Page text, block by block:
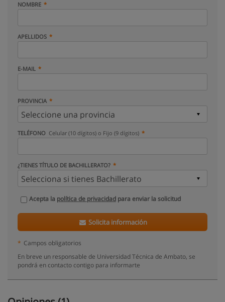
NOMBRE
APELLIDOS
E-MAIL
PROVINCIA
TELÉFONO Celular (10 dígitos) o Fijo (9 dígitos)
¿TIENES TÍTULO DE BACHILLERATO?
Acepta la política de privacidad para enviar la solicitud
Solicita información
* Campos obligatorios
En breve un responsable de Universidad Técnica de Ambato, se
pondrá en contacto contigo para informarte